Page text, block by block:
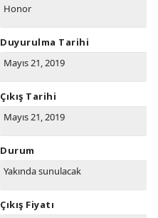
Honor
Duyurulma Tarihi
Mayıs 21, 2019
Çıkış Tarihi
Mayıs 21, 2019
Durum
Yakında sunulacak
Çıkış Fiyatı